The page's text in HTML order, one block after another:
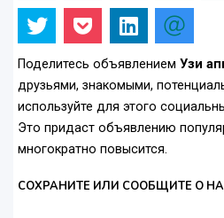
Поделитесь объявлением Узи
друзьями, знакомыми,
используйте для этого
Это придаст объявлению
многократно повысится.
СОХРАНИТЕ ИЛИ СООБЩИТЕ О